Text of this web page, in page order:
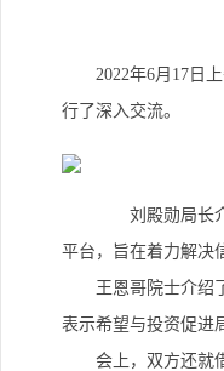
2022年6月17日
行了深入交流。
刘殿勋局长介
平台，旨在着力解决
王恩哥院士介绍了
表示希望与投资促进
会上，双方还就借